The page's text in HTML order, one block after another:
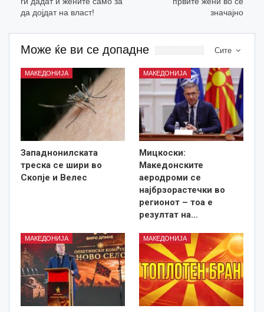
да дојдат на власт!
значајно
Сите
Може ќе ви се допадне
МАКЕДОНИЈА
Западнонилската
треска се шири во
Скопје и Велес
МАКЕДОНИЈА
Мицкоски:
Македонските
аеродроми се
најбрзорастечки во
регионот – тоа е
резултат на…
МАКЕДОНИЈА МАКЕДОНИЈА